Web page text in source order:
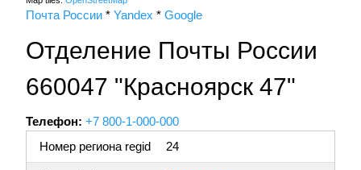
Почта России * Yandex * Google
Отделение Почты России
660047 "Красноярск 47"
Телефон: +7 800-1-000-000
Номер региона regid
24